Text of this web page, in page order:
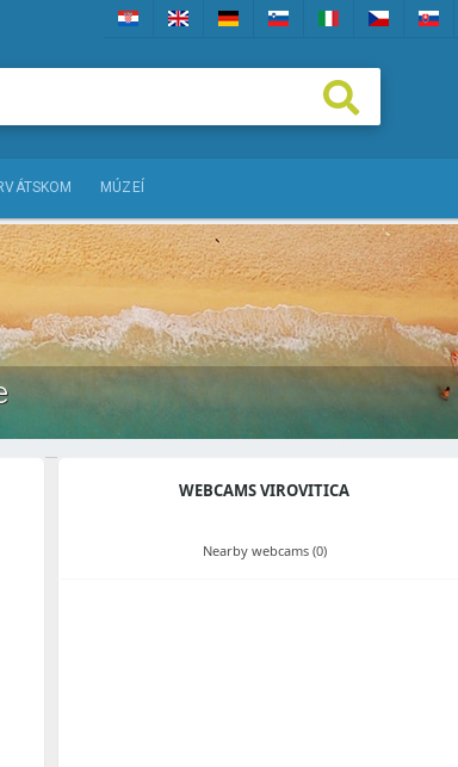
MÚZEÍ
WEBCAMS VIROVITICA
Nearby webcams (0)